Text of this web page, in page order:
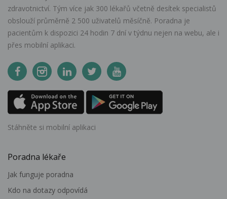
zdravotnictví. Tým více jak 300 lékařů včetně desítek specialistů
obslouží průměrně 2 500 uživatelů měsíčně. Poradna je
pacientům k dispozici 24 hodin 7 dní v týdnu nejen na webu, ale i
přes mobilní aplikaci.
Stáhněte si mobilní aplikaci
Poradna lékaře
Jak funguje poradna
Kdo na dotazy odpovídá